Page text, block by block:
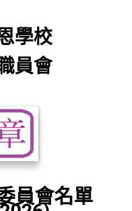
學校
員會
員會名單